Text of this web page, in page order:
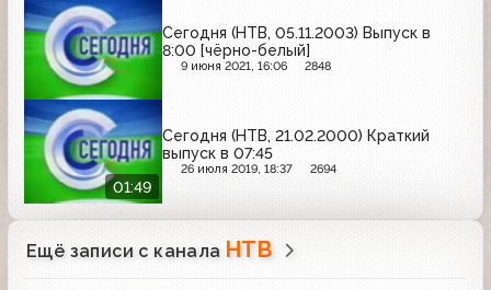
Сегодня (НТВ, 05.11.2003) Выпуск в
8:00 [чёрно-белый]
9 июня 2021, 16:06 2848
01:49
Сегодня (НТВ, 21.02.2000) Краткий
выпуск в 07:45
26 июля 2019, 18:37 2694
Ещё записи с канала НТВ